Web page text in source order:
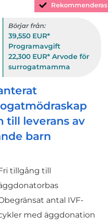
Rekommenderas
Börjar från:
39,550 EUR*
Programavgift
22,300 EUR* Arvode för
surrogatmamma
till leverans av
barn
tillgång till
antal IVF-
med äggdonation